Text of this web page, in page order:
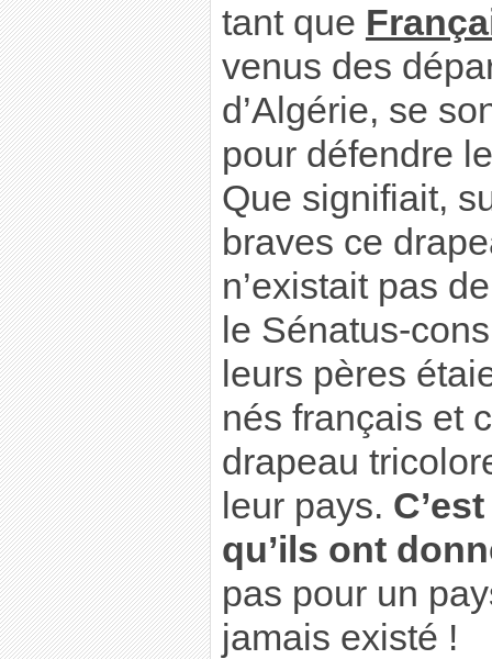
tant que
venus des
d’Algérie, se
pour défendre
Que signifiait,
braves ce
n’existait pas
le Sénatus-
leurs pères
nés français et
drapeau
leur pays.
qu’ils ont
pas pour un
jamais existé !